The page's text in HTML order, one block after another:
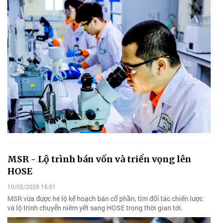
MSR - Lộ trình bán vốn và triển vọng lên
HOSE
10/05/2026 16:01
MSR vừa được hé lộ kế hoạch bán cổ phần, tìm đối tác chiến lược
và lộ trình chuyển niêm yết sang HOSE trong thời gian tới.